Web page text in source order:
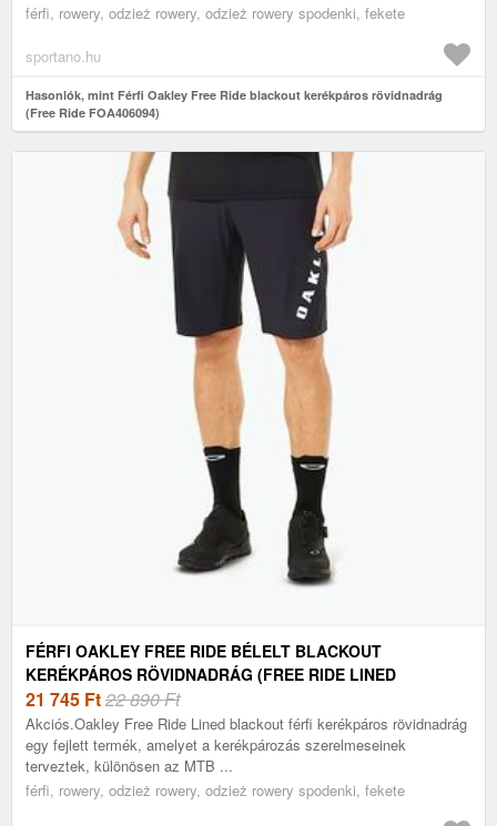
férfi, rowery, odzież rowery, odzież rowery spodenki, fekete
sportano.hu
Hasonlók, mint Férfi Oakley Free Ride blackout kerékpáros rövidnadrág
(Free Ride FOA406094)
FÉRFI OAKLEY FREE RIDE BÉLELT BLACKOUT
KERÉKPÁROS RÖVIDNADRÁG (FREE RIDE LINED
FOA406787)
21 745 Ft22 890 Ft
Akciós.Oakley Free Ride Lined blackout férfi kerékpáros rövidnadrág
egy fejlett termék, amelyet a kerékpározás szerelmeseinek
terveztek, különösen az MTB ...
férfi, rowery, odzież rowery, odzież rowery spodenki, fekete